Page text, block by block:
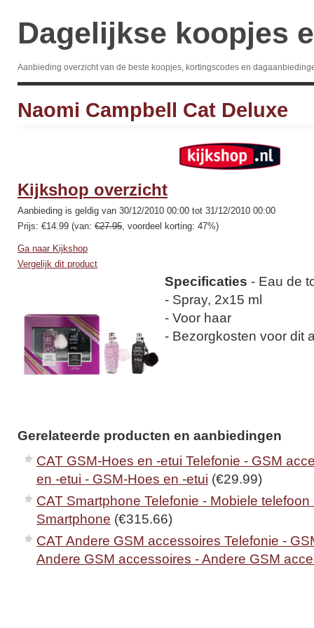
Dagelijkse koopjes
Aanbieding overzicht van de beste koopjes, kortingscodes en
Naomi Campbell Cat Deluxe
Kijkshop overzicht
Aanbieding is geldig van 30/12/2010 00:00 tot 31/12/2010 00:00
Prijs: €14.99 (van: €27.95, voordeel korting: 47%)
Ga naar Kijkshop
Vergelijk dit product
Specificaties - Eau de
- Spray, 2x15 ml
- Voor haar
- Bezorgkosten voor dit
Gerelateerde producten en aanbiedingen
CAT GSM-Hoes en -etui Telefonie - GSM
en -etui - GSM-Hoes en -etui (€29.99)
CAT Smartphone Telefonie - Mobiele
Smartphone (€315.66)
CAT Andere GSM accessoires Telefonie -
Andere GSM accessoires - Andere GSM